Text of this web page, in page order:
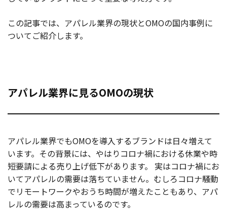
この記事では、アパレル業界の現状とOMOの国内事例に
ついてご紹介します。
アパレル業界に見るOMOの現状
アパレル業界でもOMOを導入するブランドは日々増えて
います。その背景には、やはりコロナ禍における休業や時
短要請による売り上げ低下があります。 実はコロナ禍にお
いてアパレルの需要は落ちていません。むしろコロナ騒動
でリモートワークやおうち時間が増えたこともあり、アパ
レルの需要は高まっているのです。